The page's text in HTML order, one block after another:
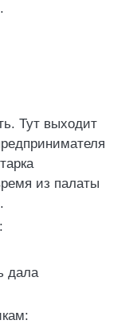
Тут выходит
из палаты
дала